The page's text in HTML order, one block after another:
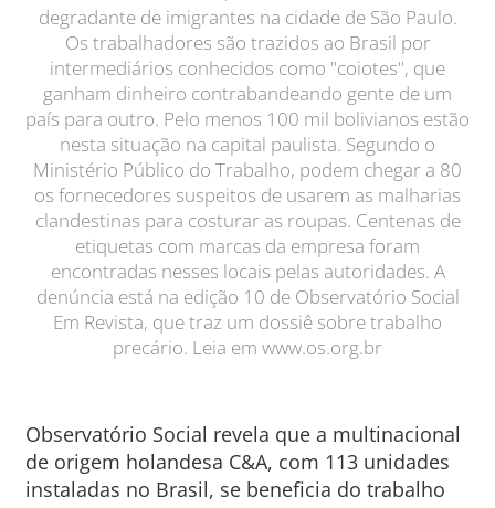
degradante de imigrantes na cidade de São Paulo.
Os trabalhadores são trazidos ao Brasil por
intermediários conhecidos como "coiotes", que
ganham dinheiro contrabandeando gente de um
país para outro. Pelo menos 100 mil bolivianos estão
nesta situação na capital paulista. Segundo o
Ministério Público do Trabalho, podem chegar a 80
os fornecedores suspeitos de usarem as malharias
clandestinas para costurar as roupas. Centenas de
etiquetas com marcas da empresa foram
encontradas nesses locais pelas autoridades. A
denúncia está na edição 10 de Observatório Social
Em Revista, que traz um dossiê sobre trabalho
precário. Leia em www.os.org.br
Observatório Social revela que a multinacional
de origem holandesa C&A, com 113 unidades
instaladas no Brasil, se beneficia do trabalho